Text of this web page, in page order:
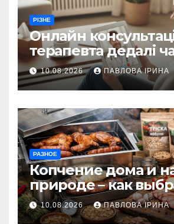
РІЗНЕ
Онлайн
терапевта дедалі
замінює візит у
10.08.2026 ПАВЛОВА ІРИНА
РАЗНОЕ
Копчение дома и
природе – как
оборудование и
без ошибок
10.08.2026 ПАВЛОВА ІРИНА